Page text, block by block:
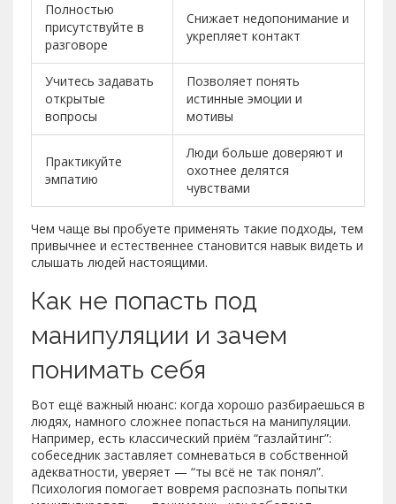
Полностью
присутствуйте в
разговоре
Снижает недопонимание и
укрепляет контакт
Учитесь задавать
открытые
вопросы
Позволяет понять
истинные эмоции и
мотивы
Практикуйте
эмпатию
Люди больше доверяют и
охотнее делятся
чувствами
Чем чаще вы пробуете применять такие подходы, тем
привычнее и естественнее становится навык видеть и
слышать людей настоящими.
Как не попасть под
манипуляции и зачем
понимать себя
Вот ещё важный нюанс: когда хорошо разбираешься в
людях, намного сложнее попасться на манипуляции.
Например, есть классический приём “газлайтинг”:
собеседник заставляет сомневаться в собственной
адекватности, уверяет — “ты всё не так понял”.
Психология помогает вовремя распознать попытки